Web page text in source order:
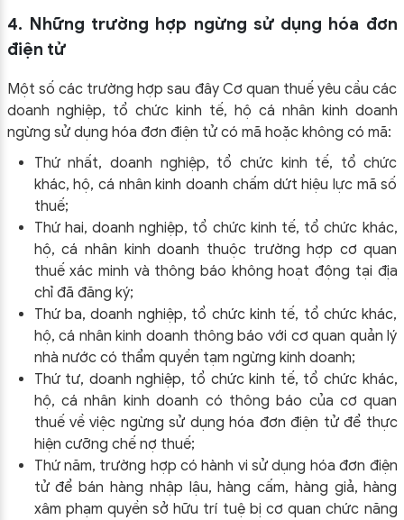
4. Những trường hợp ngừng sử dụng hóa đơn
điện tử
Một số các trường hợp sau đây Cơ quan thuế yêu cầu các
doanh nghiệp, tổ chức kinh tế, hộ cá nhân kinh doanh
ngừng sử dụng hóa đơn điện tử có mã hoặc không có mã:
Thứ nhất, doanh nghiệp, tổ chức kinh tế, tổ chức
khác, hộ, cá nhân kinh doanh chấm dứt hiệu lực mã số
thuế;
Thứ hai, doanh nghiệp, tổ chức kinh tế, tổ chức khác,
hộ, cá nhân kinh doanh thuộc trường hợp cơ quan
thuế xác minh và thông báo không hoạt động tại địa
chỉ đã đăng ký;
Thứ ba, doanh nghiệp, tổ chức kinh tế, tổ chức khác,
hộ, cá nhân kinh doanh thông báo với cơ quan quản lý
nhà nước có thẩm quyền tạm ngừng kinh doanh;
Thứ tư, doanh nghiệp, tổ chức kinh tế, tổ chức khác,
hộ, cá nhân kinh doanh có thông báo của cơ quan
thuế về việc ngừng sử dụng hóa đơn điện tử để thực
hiện cưỡng chế nợ thuế;
Thứ năm, trường hợp có hành vi sử dụng hóa đơn điện
tử để bán hàng nhập lậu, hàng cấm, hàng giả, hàng
xâm phạm quyền sở hữu trí tuệ bị cơ quan chức năng